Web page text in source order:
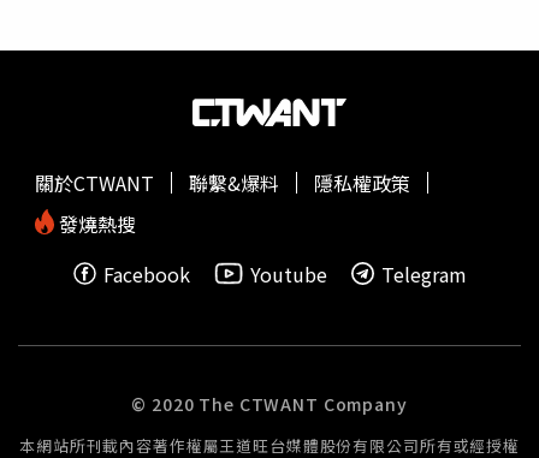
元／4個）、「燒豆腐。」（60元／4片，圖／魏妤靜攝）
考量部分消費者不敢吃生蛋，而以蛋幕斯取代壽喜燒正常會
附的生雞蛋。團隊嚴選產自苗栗的頂級靈芝蛋，以法式慕斯
包裹在鮮嫩肉片上一起入口。提到調味料，為打破消費者對
壽喜燒重鹹或口味單一化的刻板印象，玉兔還提供日式七味
滑順烏龍麵時推薦灑上「現磨芝麻」提升香氣厚度，壽喜燒
300ml，圖／魏妤靜攝）店內除了日本黑毛和牛，還提供
「日本國產牛」（前，套餐798元）、「牛五花」（左，套
餐598元）、 「梅花豬」（套餐398元，皆須另加10%服務
的「鮭魚塔酪梨」、「蒜蓉鮑魚茶碗蒸」，還有經典品項
司」，讓壽司們走出圖鑑變身可愛玩偶吊飾。即日起至5/12
限量上市，每款售價399元，售完為止。說到新菜色，
繽紛色系來彰顯春天花漾感，共推出「蒜蓉鮑魚茶碗蒸」、
「爆汁櫛瓜拿破崙」、「嘎嘣脆辣肉球」、「鮮彩干貝壽
中「鮮彩干貝壽司」以新鮮北海道大干貝搭配紫蘇白飯，再
球」，麵衣稍微放冷後依然保持酥脆，由於有撒上糖粉中和
底部辣醬，入口甜辣交織、風味十分鮮明。MAGiC TOUCH
Ｘ「10秒鐘教室」絨毛吊飾4/7～5/12限定販售，共有5
關於CTWANT 聯繫&爆料
隱私權政策
發燒熱搜
Facebook
Youtube Telegram
© 2020 The CTWANT Company
本網站所刊載內容著作權屬王道旺台媒體股份有限公司所有或經授權